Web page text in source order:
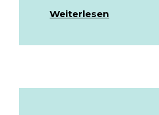
Weiterlesen